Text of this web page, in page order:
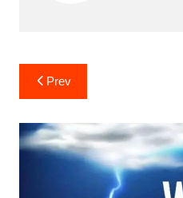
Post
navigation
Prev